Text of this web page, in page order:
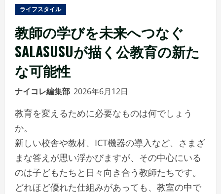
ライフスタイル
教師の学びを未来へつなぐ
SALASUSUが描く公教育の新た
な可能性
ナイコレ編集部 2026年6月12日
教育を変えるために必要なものは何でしょう
か。
新しい校舎や教材、ICT機器の導入など、さまざ
まな答えが思い浮かびますが、その中心にいる
のは子どもたちと日々向き合う教師たちです。
どれほど優れた仕組みがあっても、教室の中で